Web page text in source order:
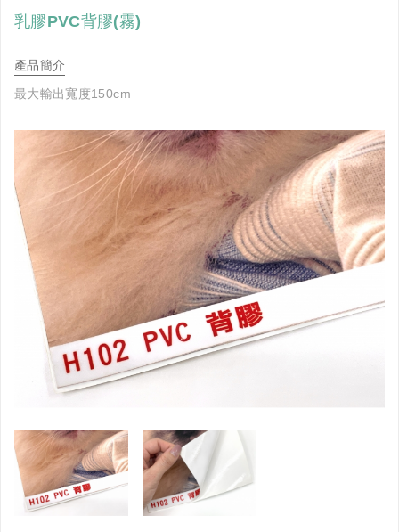
乳膠PVC背膠(霧)
產品簡介
最大輸出寬度150cm